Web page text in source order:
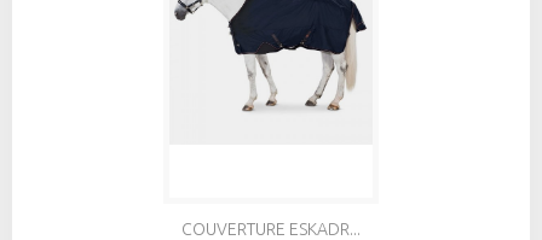
COUVERTURE ESKADR...